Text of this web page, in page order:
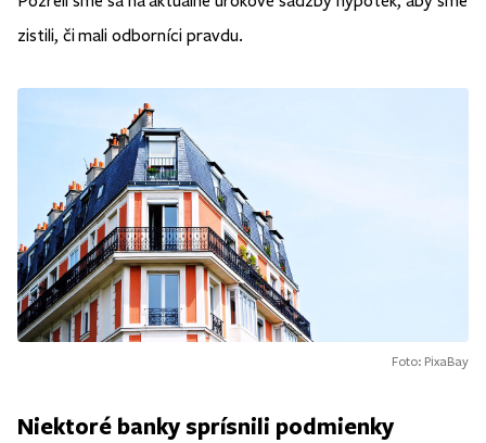
zistili, či mali odborníci pravdu.
Foto: PixaBay
Niektoré banky sprísnili podmienky